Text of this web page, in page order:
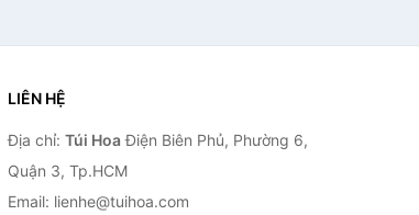
LIÊN HỆ
Địa chỉ: Túi HoaĐiện Biên Phủ, Phường 6,
Quận 3, Tp.HCM
Email: lienhe@tuihoa.com